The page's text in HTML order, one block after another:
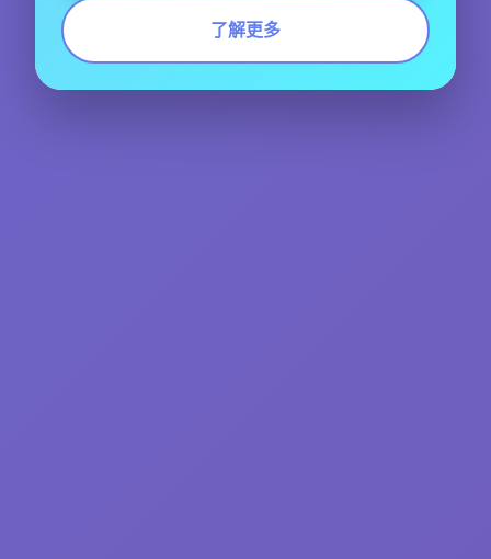
了解更多